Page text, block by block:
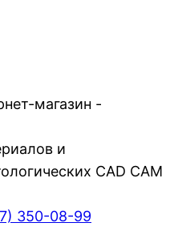
магазин -
и
CAD CAM
350-08-99